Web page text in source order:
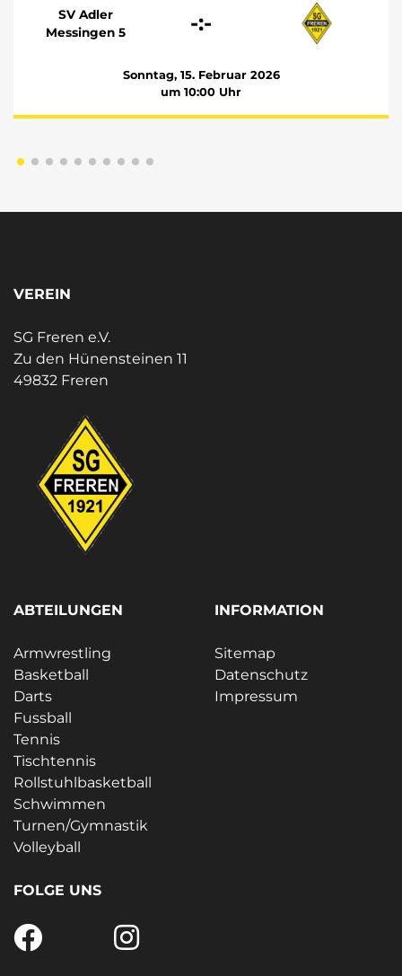
SV Adler
Messingen 5
-:-
Sonntag, 15. Februar 2026
um 10:00 Uhr
VEREIN
SG Freren e.V.
Zu den Hünensteinen 11
49832 Freren
ABTEILUNGEN
Armwrestling
Basketball
Darts
Fussball
Tennis
Tischtennis
Rollstuhlbasketball
Schwimmen
Turnen/Gymnastik
Volleyball
INFORMATION
Sitemap
Datenschutz
Impressum
FOLGE UNS